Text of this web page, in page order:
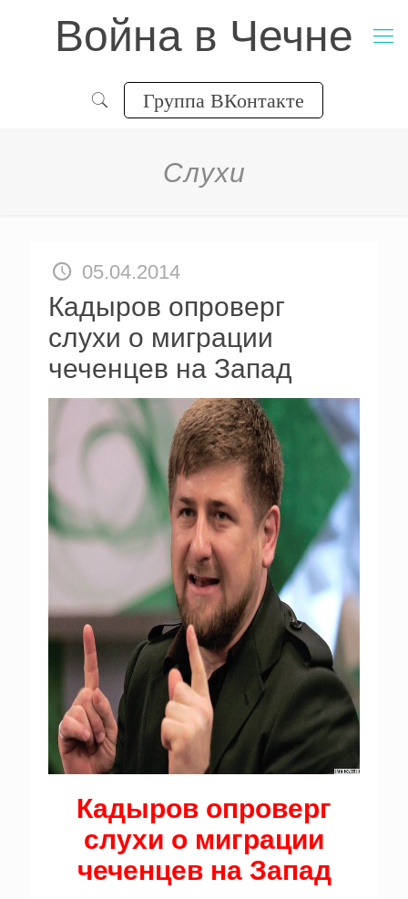
Война в Чечне
Группа ВКонтакте
Слухи
05.04.2014
Кадыров опроверг
слухи о миграции
чеченцев на Запад
Кадыров опроверг
слухи о миграции
чеченцев на Запад